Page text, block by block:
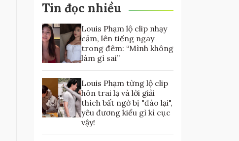
Tin đọc nhiều
Louis Phạm lộ clip nhạy
cảm, lên tiếng ngay
trong đêm: “Mình không
làm gì sai”
Louis Phạm từng lộ clip
hôn trai lạ và lời giải
thích bất ngờ bị "đào lại",
yêu đương kiểu gì kì cục
vậy!